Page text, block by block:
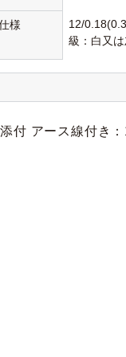
様
12/
級：白又
添付 アース線付